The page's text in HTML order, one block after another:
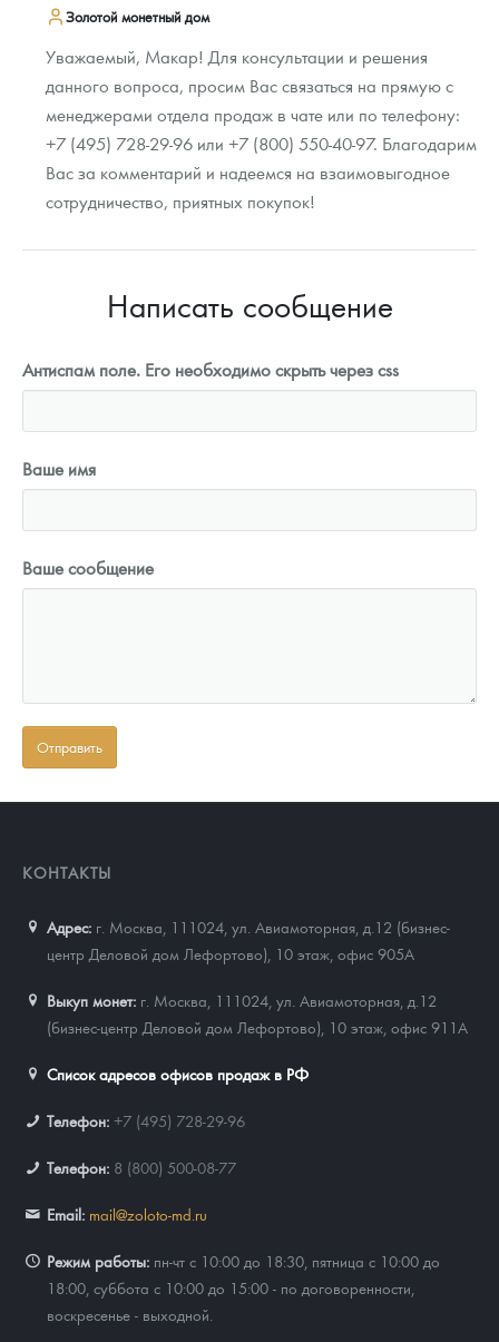
Золотой монетный дом
Уважаемый, Макар! Для консультации и решения
данного вопроса, просим Вас связаться на прямую с
менеджерами отдела продаж в чате или по телефону:
+7 (495) 728-29-96 или +7 (800) 550-40-97. Благодарим
Вас за комментарий и надеемся на взаимовыгодное
сотрудничество, приятных покупок!
Написать сообщение
Антиспам поле. Его необходимо скрыть через css
Ваше имя
Ваше сообщение
КОНТАКТЫ
Адрес: г. Москва, 111024 ул. Авиамоторная, д.12 (бизнес-
центр Деловой дом Лефортово), 10 этаж, офис 905А
Выкуп монет: г. Москва, 111024, ул. Авиамоторная, д.12
(бизнес-центр Деловой дом Лефортово), 10 этаж, офис 911А
Список адресов офисов продаж в РФ
Телефон: +7 (495) 728-29-96
Телефон: 8 (800) 500-08-77
Email: mail@zoloto-md.ru
Режим работы: пн-чт с 10:00 до 18:30, пятница с 10:00 до
18:00, суббота с 10:00 до 15:00 - по договоренности,
воскресенье - выходной.